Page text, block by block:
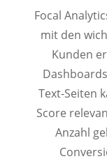
Focal
mit den
Kunden
Text-Seiten
Score
Anzahl